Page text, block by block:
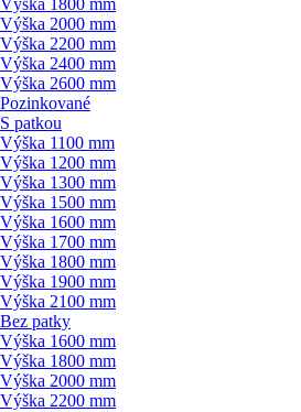
Výška 1800 mm
Výška 2000 mm
Výška 2200 mm
Výška 2400 mm
Výška 2600 mm
Pozinkované
S patkou
Výška 1100 mm
Výška 1200 mm
Výška 1300 mm
Výška 1500 mm
Výška 1600 mm
Výška 1700 mm
Výška 1800 mm
Výška 1900 mm
Výška 2100 mm
Bez patky
Výška 1600 mm
Výška 1800 mm
Výška 2000 mm
Výška 2200 mm